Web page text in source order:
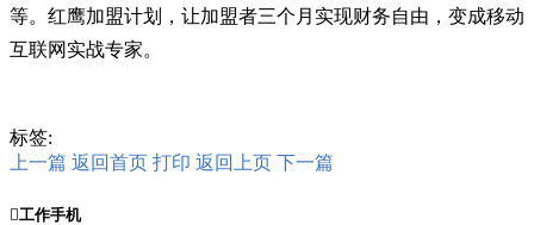
等。红鹰加盟计划，让加盟者三个月实现财务自由，变成移动
互联网实战专家。
标签:
上一篇 返回首页 打印 返回上页 下一篇
工作手机